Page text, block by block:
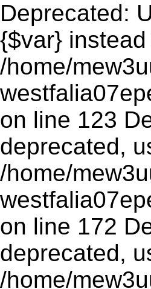
Deprecated:
{$var} instead
/home/
on line 123
deprecated,
/home/
on line 172
deprecated,
/home/